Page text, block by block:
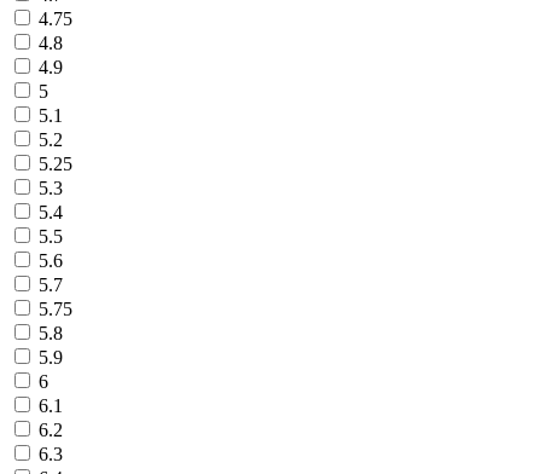
4.75
4.8
4.9
5
5.1
5.2
5.25
5.3
5.4
5.5
5.6
5.7
5.75
5.8
5.9
6
6.1
6.2
6.3